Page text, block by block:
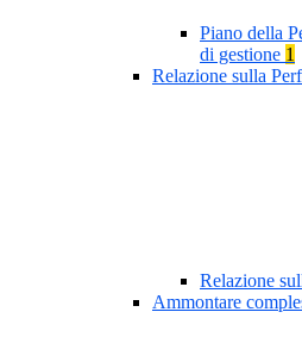
Piano della
di gestione 1
Relazione sulla
Relazione
Ammontare